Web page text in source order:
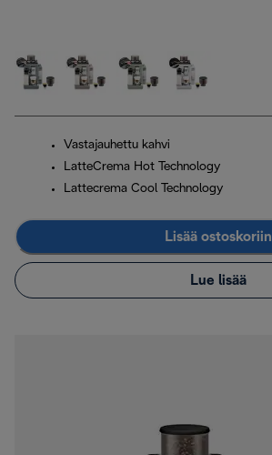
Vastajauhettu kahvi
LatteCrema Hot Technology
Lattecrema Cool Technology
Lisää ostoskoriin
Lue lisää